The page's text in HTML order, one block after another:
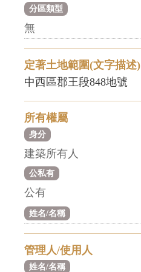
分區類型
無
定著土地範圍(文字描述)
中西區郡王段848地號
所有權屬
身分
建築所有人
公私有
公有
姓名/名稱
管理人/使用人
姓名/名稱